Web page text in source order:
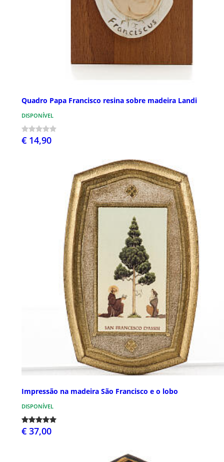
Quadro Papa Francisco resina sobre madeira Landi
DISPONÍVEL
€ 14,90
Impressão na madeira São Francisco e o lobo
DISPONÍVEL
€ 37,00